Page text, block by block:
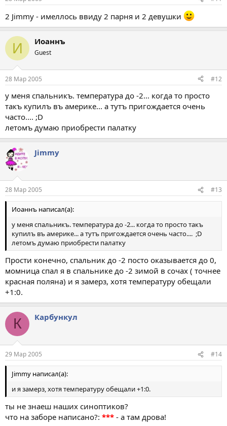
2 Jimmy - имеллось ввиду 2 парня и 2 девушки
И Иоаннъ
Guest
28 Мар 2005 #12
у меня спальникъ. температура до -2... когда то просто
такъ купилъ въ америке... а тутъ пригождается очень
часто.... ;D
летомъ думаю приобрести палатку
Jimmy
28 Мар 2005 #13
Иоаннъ написал(а):
у меня спальникъ. температура до -2... когда то просто такъ
купилъ въ америке... а тутъ пригождается очень часто.... ;D
летомъ думаю приобрести палатку
Прости конечно, спальник до -2 посто оказывается до 0,
момница спал я в спальнике до -2 зимой в сочах ( точнее
красная поляна) и я замерз, хотя температуру обещали
+1:0.
К Карбункул
29 Мар 2005 #14
Jimmy написал(а):
и я замерз, хотя температуру обещали +1:0.
ты не знаеш наших синоптиков?
что на заборе написано?: *** - а там дрова!